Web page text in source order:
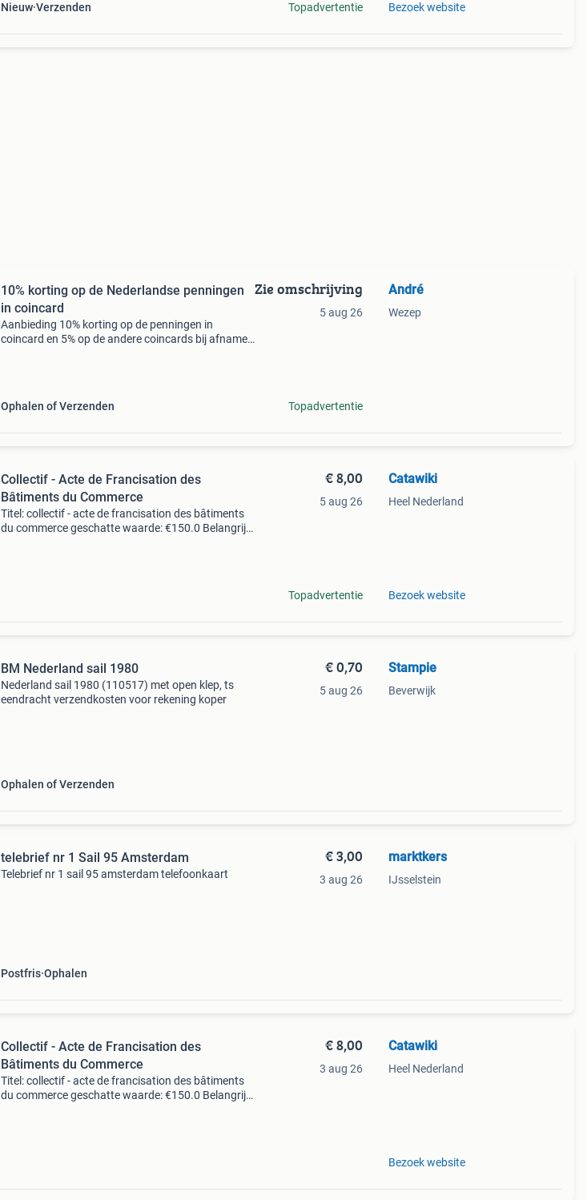
Nieuw Verzenden Topadvertentie Bezoek website
10% korting op de Nederlandse penningen
in coincard
Aanbieding 10% korting op de penningen in
coincard en 5% op de andere coincards bij afname
Ophalen of Verzenden
Zie omschrijving
5 aug 26
Topadvertentie
André
Wezep
Collectif - Acte de Francisation des
Bâtiments du Commerce
Titel: collectif - acte de francisation des bâtiments
du commerce geschatte waarde: €150.0 Belangrijk:
€ 8,00
5 aug 26
Topadvertentie
Catawiki
Heel Nederland
Bezoek website
BM Nederland sail 1980
Nederland sail 1980 (110517) met open klep, ts
eendracht verzendkosten voor rekening koper
Ophalen of Verzenden
€ 0,70
5 aug 26
Stampie
Beverwijk
telebrief nr 1 Sail 95 Amsterdam
Telebrief nr 1 sail 95 amsterdam telefoonkaart
Postfris Ophalen
€ 3,00
3 aug 26
marktkers
IJsselstein
Collectif - Acte de Francisation des
Bâtiments du Commerce
Titel: collectif - acte de francisation des bâtiments
du commerce geschatte waarde: €150.0 Belangrijk:
€ 8,00
3 aug 26
Catawiki
Heel Nederland
Bezoek website